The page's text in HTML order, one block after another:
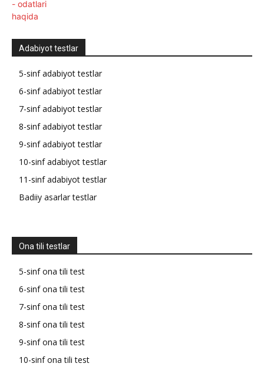
Adabiyot testlar
5-sinf adabiyot testlar
6-sinf adabiyot testlar
7-sinf adabiyot testlar
8-sinf adabiyot testlar
9-sinf adabiyot testlar
10-sinf adabiyot testlar
11-sinf adabiyot testlar
Badiiy asarlar testlar
Ona tili testlar
5-sinf ona tili test
6-sinf ona tili test
7-sinf ona tili test
8-sinf ona tili test
9-sinf ona tili test
10-sinf ona tili test